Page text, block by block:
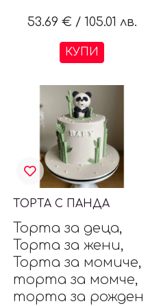
53.69 € / 105.01 лв.
КУПИ
ТОРТА С ПАНДА
Торта за деца,
Торта за жени,
Торта за момиче,
торта за момче,
торта за рожден